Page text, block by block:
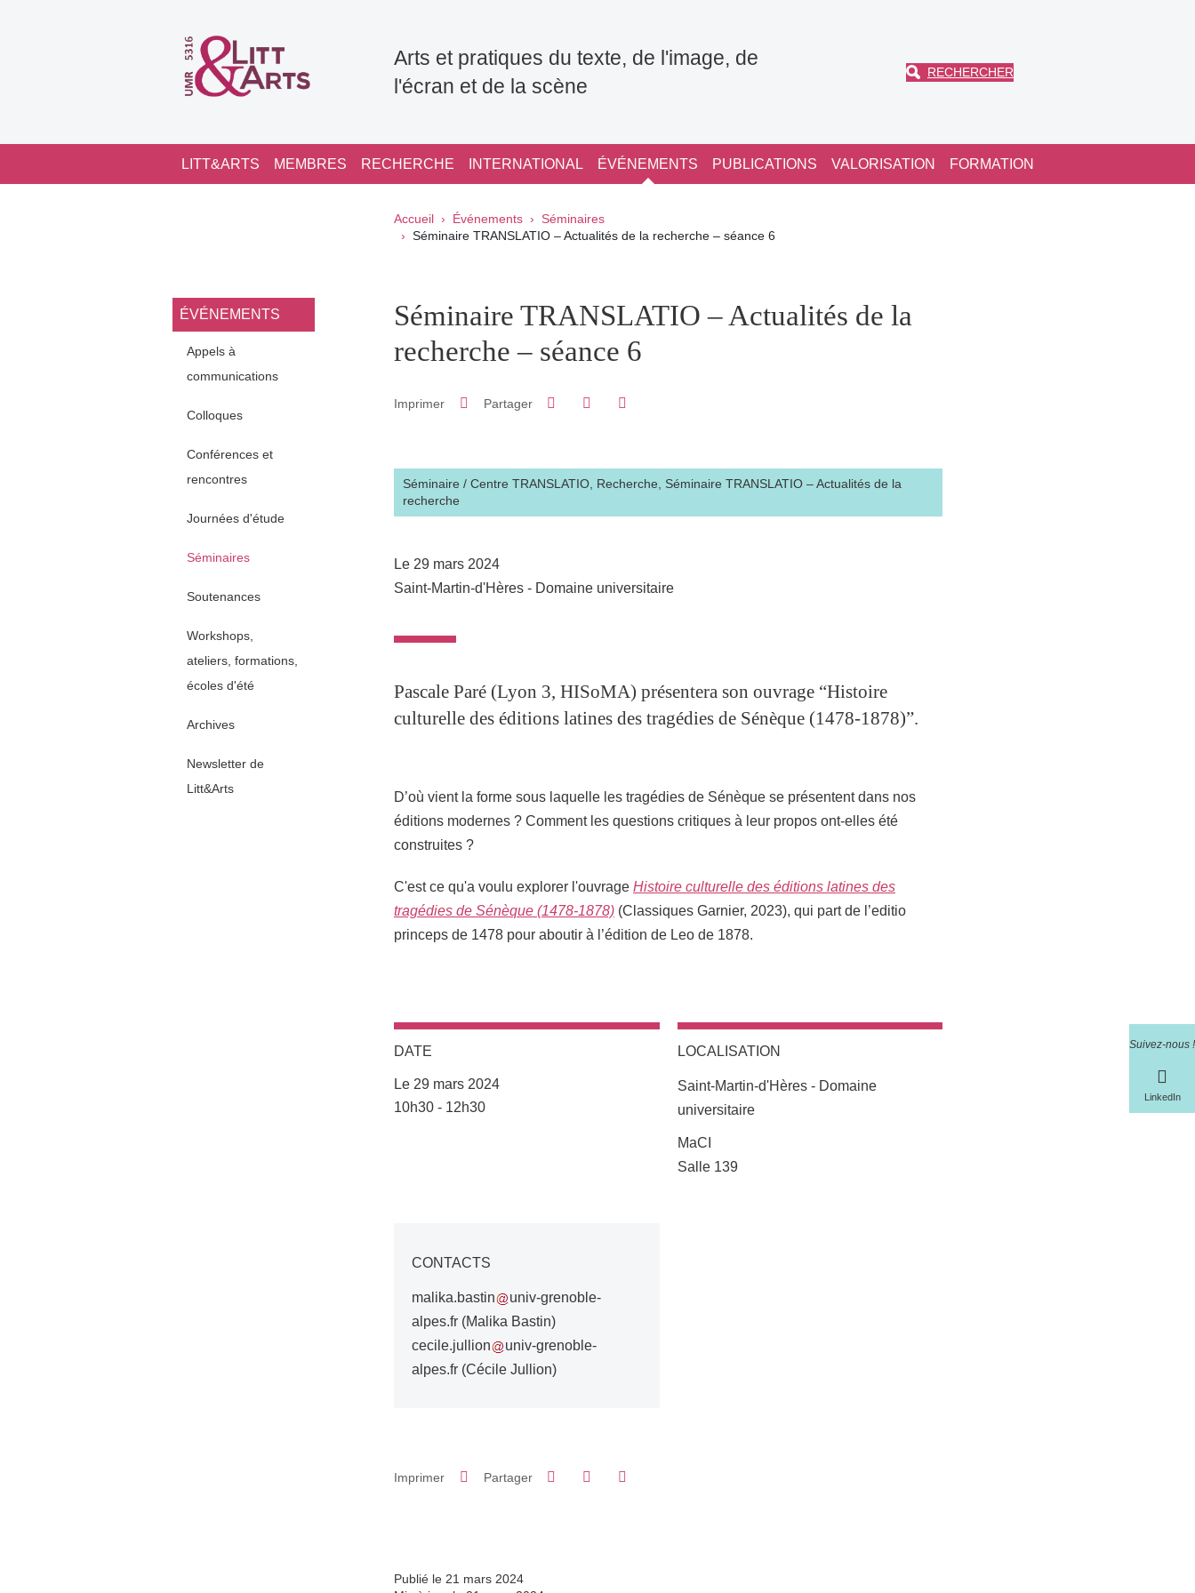
Suivez-nous !
LinkedIn
Arts et pratiques du texte, de l'image, de
l'écran et de la scène
RECHERCHER
Navigation principale
LITT&ARTS MEMBRES RECHERCHE INTERNATIONAL ÉVÉNEMENTS PUBLICATIONS VALORISATION FORMATION
Fil d'Ariane
Accueil Événements
Séminaires
Séminaire TRANSLATIO – Actualités de la recherche – séance 6
Navigation principale Sidebar
ÉVÉNEMENTS
Appels à
communications
Colloques
Conférences et
rencontres
Journées d'étude
Séminaires
Soutenances
Workshops,
ateliers, formations,
écoles d'été
Archives
Newsletter de
Litt&Arts
Séminaire TRANSLATIO – Actualités de la
recherche – séance 6
Imprimer Partager Partager sur Facebook
Partager sur LinkedIn
Séminaire / Centre TRANSLATIO, Recherche, Séminaire TRANSLATIO – Actualités de la
recherche
Le 29 mars 2024
Saint-Martin-d'Hères - Domaine universitaire
Pascale Paré (Lyon 3, HISoMA) présentera son ouvrage “Histoire
culturelle des éditions latines des tragédies de Sénèque (1478-1878)”.
D’où vient la forme sous laquelle les tragédies de Sénèque se présentent dans nos
éditions modernes ? Comment les questions critiques à leur propos ont-elles été
construites ?
C'est ce qu'a voulu explorer l'ouvrage Histoire culturelle des éditions latines des
tragédies de Sénèque (1478-1878)(Classiques Garnier, 2023), qui part de l’editio
princeps de 1478 pour aboutir à l’édition de Leo de 1878.
DATE
Le 29 mars 2024
Complément date
10h30 - 12h30
LOCALISATION
Saint-Martin-d'Hères - Domaine
universitaire
Complément lieu
MaCI
Salle 139
CONTACTS
malika.bastin
univ-grenoble-
alpes.fr(Malika Bastin)
cecile.jullion
univ-grenoble-
alpes.fr(Cécile Jullion)
Imprimer Partager Partager sur Facebook
Partager sur LinkedIn
Publié le 21 mars 2024